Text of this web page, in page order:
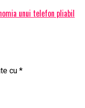
unui telefon pliabil
cu *